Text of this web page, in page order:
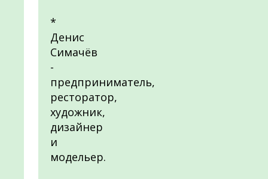
*
Денис
Симачёв
-
предприниматель,
ресторатор,
художник,
дизайнер
и
модельер.